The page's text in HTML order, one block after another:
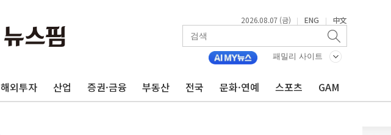
2026.08.07 (금) | ENG | 中文
패밀리 사이트
해외투자 산업 증권·금융 부동산 전국 문화·연예 스포츠 GAM
포스코홀딩스, 포스코인터·DX 지분 일부 매각
40.2도 찍은 서울 등 폭염중대경보 해제…누적 온열질환자 2872명
"文정부 악몽 재현 안돼"...李 부동산 세제안에 與 내부서 '총선·대선 직격탄' 우려